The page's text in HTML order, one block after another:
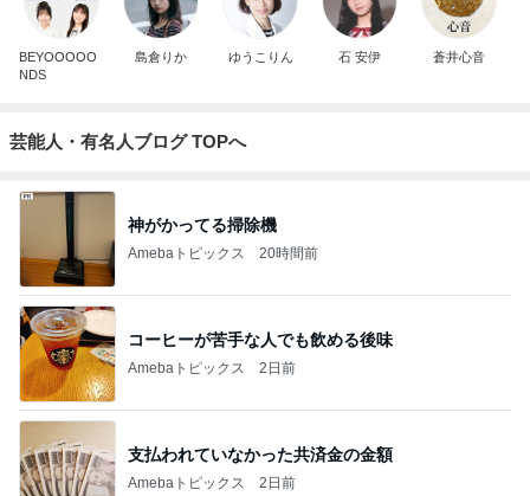
BEYOOOOO
NDS
島倉りか ゆうこりん 石 安伊 蒼井心音
芸能人・有名人ブログ TOPへ
神がかってる掃除機
Amebaトピックス 20時間前
コーヒーが苦手な人でも飲める後味
Amebaトピックス 2日前
支払われていなかった共済金の金額
Amebaトピックス 2日前